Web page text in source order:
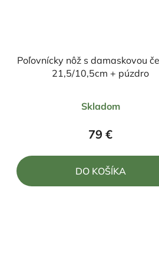
Poľovnícky nôž s damaskovou
21,5/10,5cm + púzdro
hodnotenie
produktu
5,0
z
Skladom
79 €
DO KOŠÍKA